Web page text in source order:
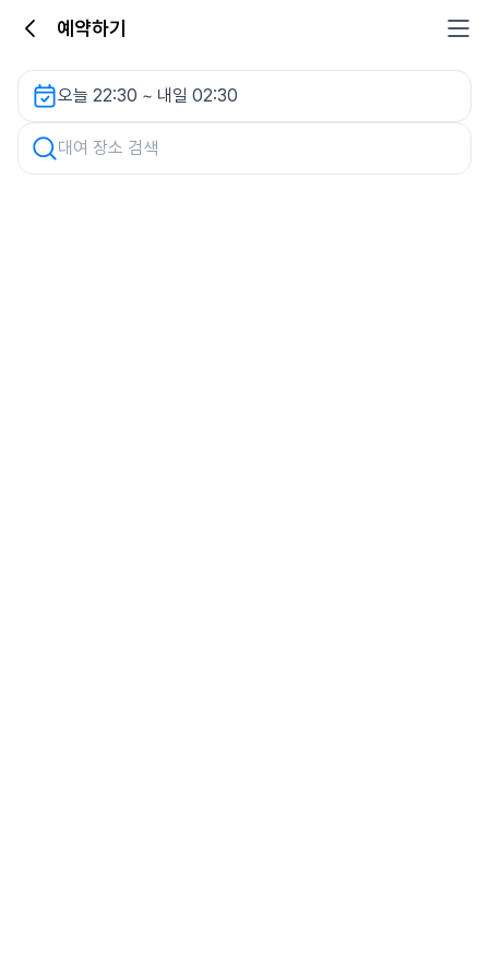
예약하기
오늘 22:30 ~ 내일 02:30
은계 나눔주차장 (은행동 268-1) 렌터카